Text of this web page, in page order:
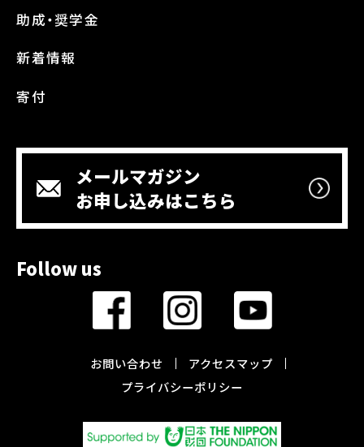
助成・奨学金
新着情報
寄付
メールマガジン
お申し込みはこちら
Follow us
お問い合わせ
アクセスマップ
プライバシーポリシー